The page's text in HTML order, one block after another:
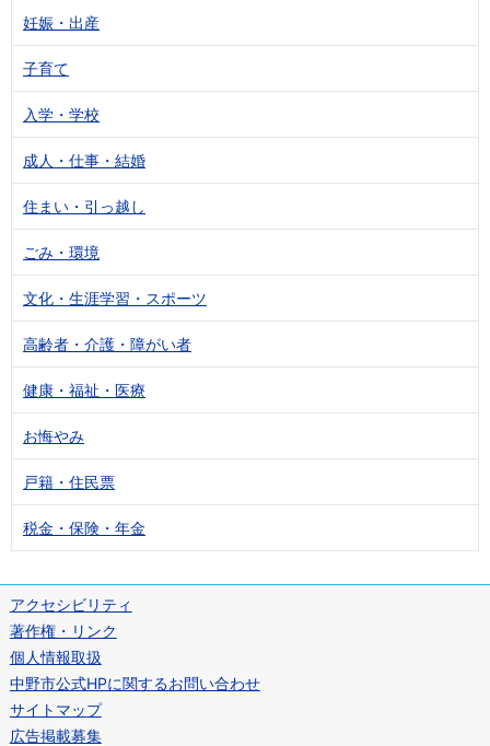
妊娠・出産
子育て
入学・学校
成人・仕事・結婚
住まい・引っ越し
ごみ・環境
文化・生涯学習・スポーツ
高齢者・介護・障がい者
健康・福祉・医療
お悔やみ
戸籍・住民票
税金・保険・年金
アクセシビリティ
著作権・リンク
個人情報取扱
中野市公式HPに関するお問い合わせ
サイトマップ
広告掲載募集